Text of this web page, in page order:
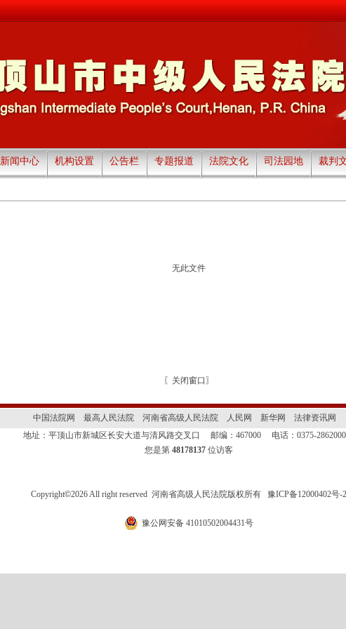
新闻中心 机构设置 公告栏 专题报道 法院文化 司法园地 裁判
无此文件
〖 关闭窗口 〗
中国法院网 最高人民法院 河南省高级人民法院 人民网 新华网
法律资讯网
地址：平顶山市新城区长安大道与清风路交叉口 邮编：467000 电话：0375-
您是第 48178137 位访客
Copyright©2026 All right reserved 河南省高级人民法院版权所有 豫ICP备12000402号-2
豫公网安备 41010502004431号